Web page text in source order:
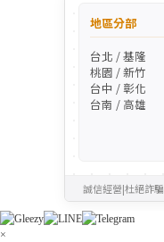
地區分部
台北 / 基隆
桃園 / 新竹
台中 / 彰化
台南 / 高雄
誠信經營|杜絕詐騙
×